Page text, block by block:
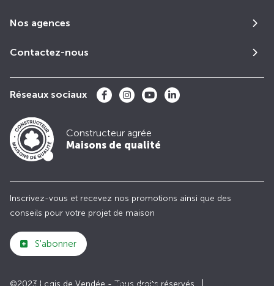
Nos agences
Contactez-nous
Réseaux sociaux
Constructeur agrée
Maisons de qualité
Inscrivez-vous et recevez nos promotions ainsi que des
conseils pour votre projet de maison
S'abonner
©2023 Logis de Vendée - Tous droits réservés